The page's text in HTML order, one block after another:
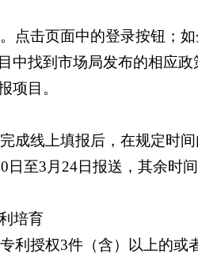
点击页面中的登录按钮；
中找到市场局发布的相应
项目。
成线上填报后，在规定时
至3月24日报送，其余时间
培育
利授权3件（含）以上的